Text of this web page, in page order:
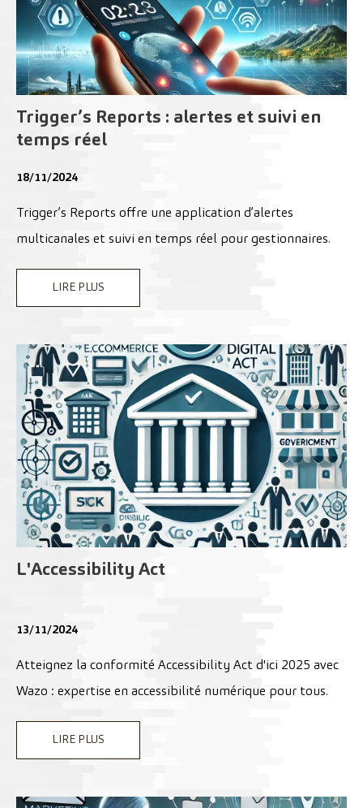
Trigger’s Reports : alertes et suivi en
temps réel
18/11/2024
Trigger’s Reports offre une application d’alertes
multicanales et suivi en temps réel pour gestionnaires.
LIRE PLUS
L'Accessibility Act
13/11/2024
Atteignez la conformité Accessibility Act d'ici 2025 avec
Wazo : expertise en accessibilité numérique pour tous.
LIRE PLUS